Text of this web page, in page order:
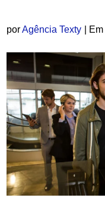
porAgência Texty | Em